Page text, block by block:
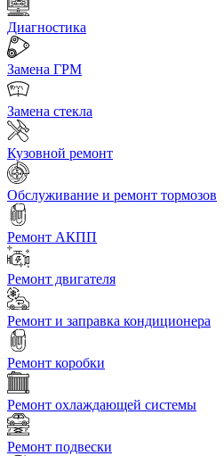
Диагностика
Замена ГРМ
Замена стекла
Кузовной ремонт
Обслуживание и ремонт тормозов
Ремонт АКПП
Ремонт двигателя
Ремонт и заправка кондиционера
Ремонт коробки
Ремонт охлаждающей системы
Ремонт подвески